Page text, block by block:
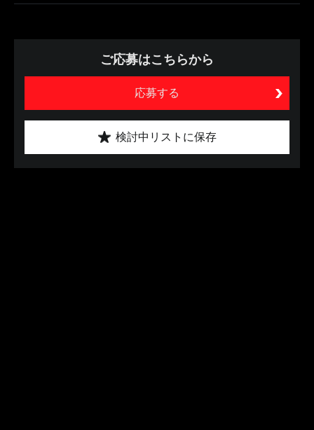
ご応募はこちらから
応募する
検討中リストに保存